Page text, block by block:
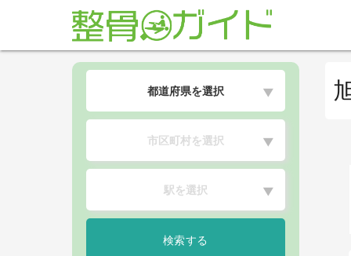
都道府県を選択 ▼
市区町村を選択 ▼
駅を選択 ▼
検索する